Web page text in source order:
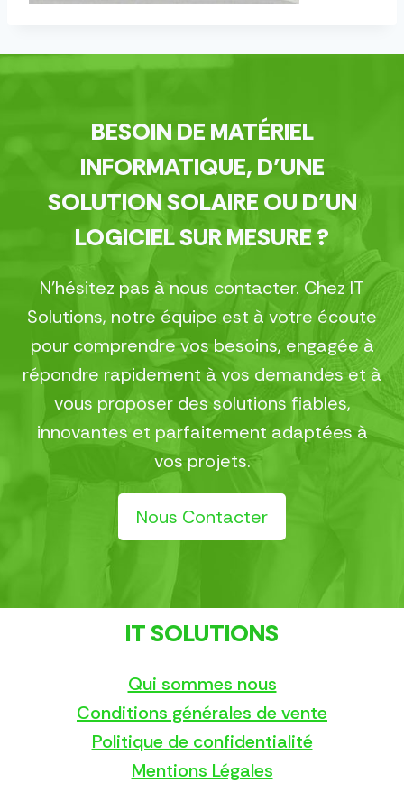
BESOIN DE MATÉRIEL
INFORMATIQUE, D’UNE
SOLUTION SOLAIRE OU D’UN
LOGICIEL SUR MESURE ?
N’hésitez pas à nous contacter. Chez IT
Solutions, notre équipe est à votre écoute
pour comprendre vos besoins, engagée à
répondre rapidement à vos demandes et à
vous proposer des solutions fiables,
innovantes et parfaitement adaptées à
vos projets.
Nous Contacter
IT SOLUTIONS
Qui sommes nous
Conditions générales de vente
Politique de confidentialité
Mentions Légales